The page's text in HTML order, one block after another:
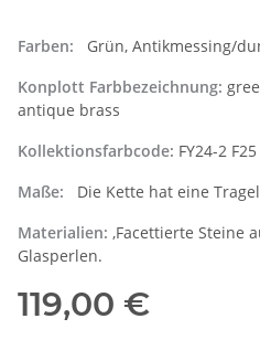
Farben:
Grün, Antikmessing/
Konplott Farbbezeichnung:
antique brass
Kollektionsfarbcode: FY24-2 F25
Maße:
Die Kette hat eine
Materialien: ,Facettierte Steine
Glasperlen.
119,00 €